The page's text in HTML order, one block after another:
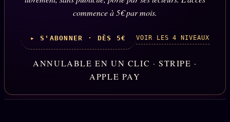
commence à 5€ par mois.
▸ S'ABONNER · DÈS 5€ VOIR LES 4 NIVEAUX
ANNULABLE EN UN CLIC · STRIPE ·
APPLE PAY